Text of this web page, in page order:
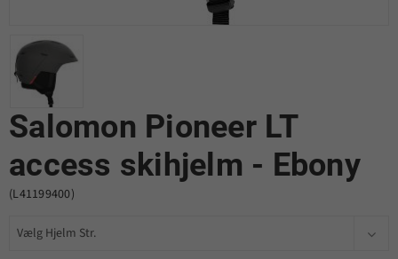
Salomon Pioneer LT
access skihjelm - Ebony
(L41199400)